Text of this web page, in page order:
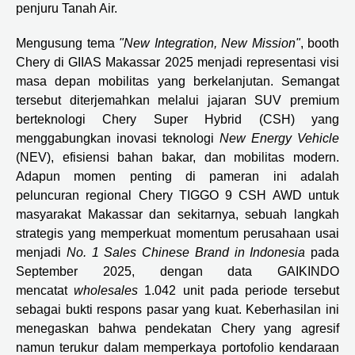
penjuru Tanah Air.
Mengusung tema "New Integration, New Mission", booth
Chery di GIIAS Makassar 2025 menjadi representasi visi
masa depan mobilitas yang berkelanjutan. Semangat
tersebut diterjemahkan melalui jajaran SUV premium
berteknologi Chery Super Hybrid (CSH) yang
menggabungkan inovasi teknologi New Energy Vehicle
(NEV), efisiensi bahan bakar, dan mobilitas modern.
Adapun momen penting di pameran ini adalah
peluncuran regional Chery TIGGO 9 CSH AWD untuk
masyarakat Makassar dan sekitarnya, sebuah langkah
strategis yang memperkuat momentum perusahaan usai
menjadi No. 1 Sales Chinese Brand in Indonesia pada
September 2025, dengan data GAIKINDO
mencatatwholesales 1.042 unit pada periode tersebut
sebagai bukti respons pasar yang kuat. Keberhasilan ini
menegaskan bahwa pendekatan Chery yang agresif
namun terukur dalam memperkaya portofolio kendaraan